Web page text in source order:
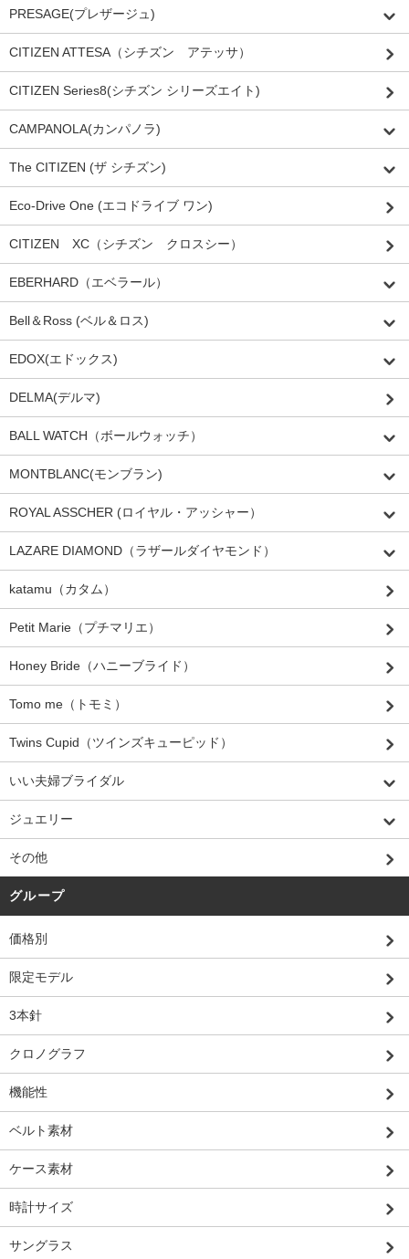
PRESAGE(プレザージュ)
CITIZEN ATTESA（シチズン アテッサ）
CITIZEN Series8(シチズン シリーズエイト)
CAMPANOLA(カンパノラ)
The CITIZEN (ザ シチズン)
Eco-Drive One (エコドライブ ワン)
CITIZEN XC（シチズン クロスシー）
EBERHARD（エベラール）
Bell＆Ross (ベル＆ロス)
EDOX(エドックス)
DELMA(デルマ)
BALL WATCH（ボールウォッチ）
MONTBLANC(モンブラン)
ROYAL ASSCHER (ロイヤル・アッシャー）
LAZARE DIAMOND（ラザールダイヤモンド）
katamu（カタム）
Petit Marie（プチマリエ）
Honey Bride（ハニーブライド）
Tomo me（トモミ）
Twins Cupid（ツインズキューピッド）
いい夫婦ブライダル
ジュエリー
その他
グループ
価格別
限定モデル
3本針
クロノグラフ
機能性
ベルト素材
ケース素材
時計サイズ
サングラス